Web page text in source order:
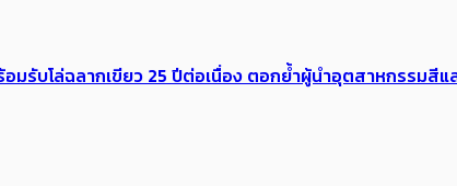
มรับโล่ฉลากเขียว 25 ปีต่อเนื่อง ตอกย้ำผู้นำอุตสาหกรรมสี